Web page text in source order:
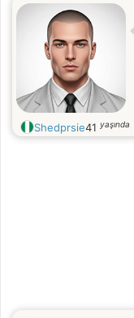
Shedprsie41 yaşında